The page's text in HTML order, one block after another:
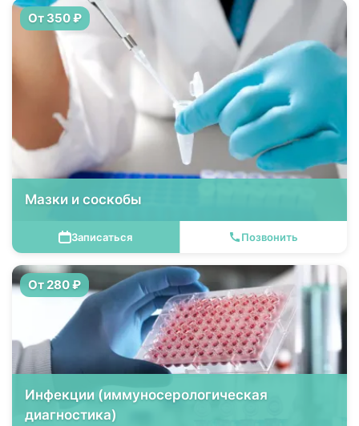
От 350 ₽
Мазки и соскобы
Записаться Позвонить
От 280 ₽
Инфекции (иммуносерологическая
диагностика)